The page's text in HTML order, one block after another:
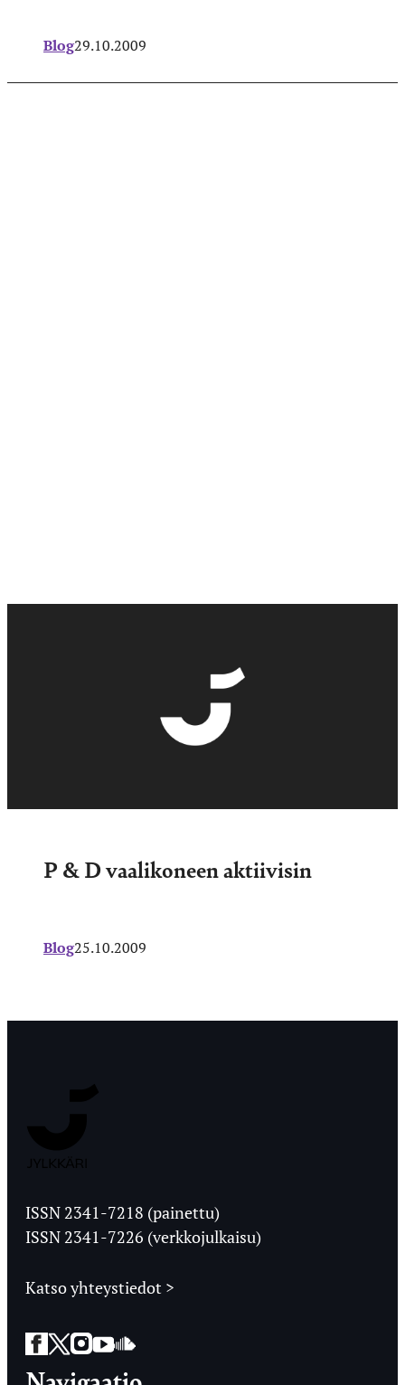
Blog29.10.2009
P & D vaalikoneen aktiivisin
Blog25.10.2009
Ylioppilaslehti
ISSN 2341-7218 (painettu)
ISSN 2341-7226 (verkkojulkaisu)
Katso yhteystiedot >
Facebook
Twitter
Instagram
YouTube
SoundCloud